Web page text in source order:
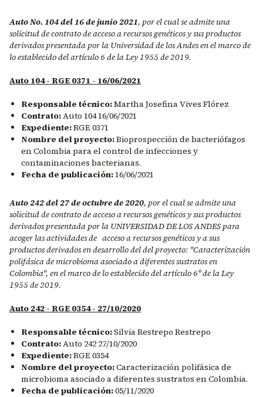
Auto No. 104 del 16 de junio 2021, por el cual se admite una
solicitud de contrato de acceso a recursos genéticos y sus productos
derivados presentada por la Universidad de los Andes en el marco de
lo establecido del artículo 6 de la Ley 1955 de 2019.
Auto 104 - RGE 0371 - 16/06/2021
Responsable técnico:Martha Josefina Vives Flórez
Contrato:Auto 104 16/06/2021
Expediente:RGE 0371
Nombre del proyecto:Bioprospección de bacteriófagos
en Colombia para el control de infecciones y
contaminaciones bacterianas.
Fecha de publicación:16/06/2021
Auto 242 del 27 de octubre de 2020, por el cual se admite una
solicitud de contrato de acceso a recursos genéticos y sus productos
derivados presentada por la UNIVERSIDAD DE LOS ANDES para
acoger las actividades de acceso a recursos genéticos y a sus
productos derivados en desarrollo del del proyecto: "Caracterización
polifásica de microbioma asociado a diferentes sustratos en
Colombia", en el marco de lo establecido del artículo 6º de la Ley
1955 de 2019.
Auto 242 - RGE 0354 - 27/10/2020
Responsable técnico:Silvia Restrepo Restrepo
Contrato:Auto 242 27/10/2020
Expediente:RGE 0354
Nombre del proyecto:Caracterización polifásica de
microbioma asociado a diferentes sustratos en Colombia.
Fecha de publicación:05/11/2020